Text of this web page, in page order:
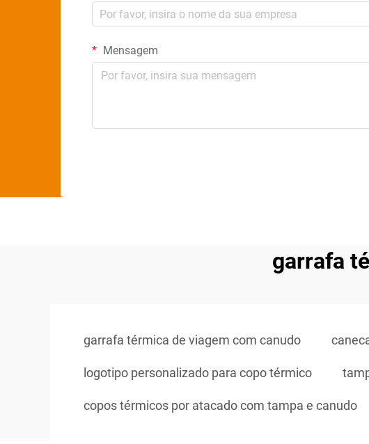
Mensagem
garrafa
garrafa térmica de viagem com canudo
logotipo personalizado para copo térmico
copos térmicos por atacado com tampa e canudo